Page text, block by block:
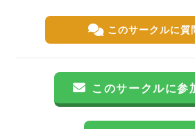
このサークルに質
このサークルに参